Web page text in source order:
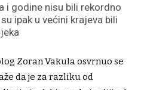
i godine nisu bili rekordno
ipak u većini krajeva bili
Zoran Vakula osvrnuo se
da je za razliku od